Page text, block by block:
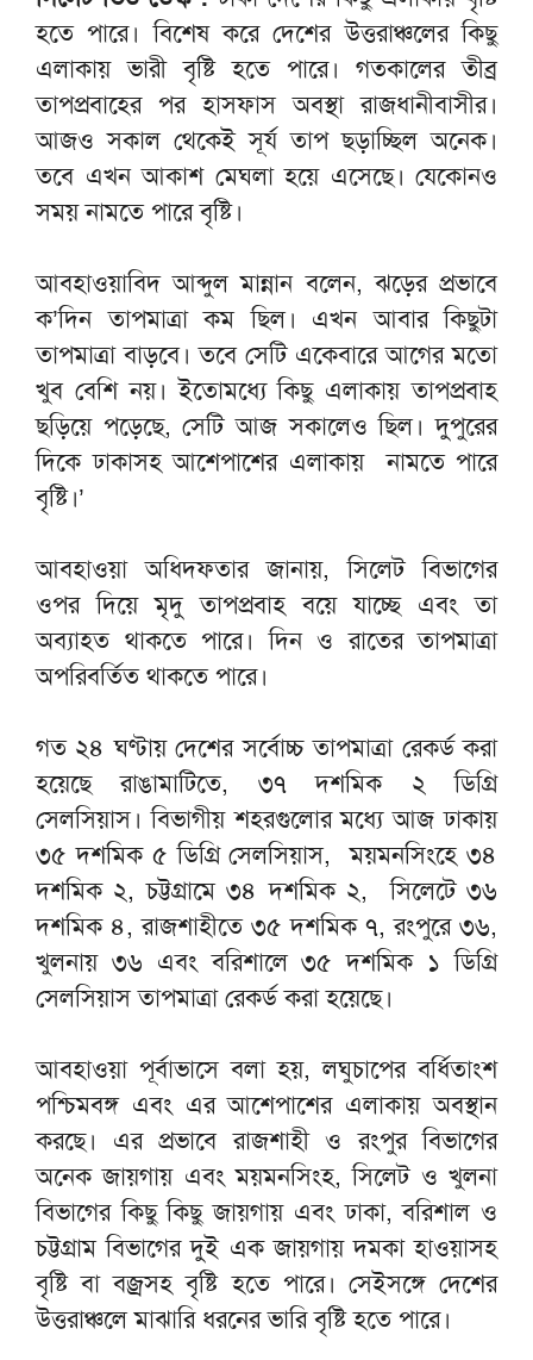
হতে পারে। বিশেষ করে দেশের উত্তরাঞ্চলের কিছু
এলাকায় ভারী বৃষ্টি হতে পারে। গতকালের তীব্র
তাপপ্রবাহের পর হাসফাস অবস্থা রাজধানীবাসীর।
আজও সকাল থেকেই সূর্য তাপ ছড়াচ্ছিল অনেক।
তবে এখন আকাশ মেঘলা হয়ে এসেছে। যেকোনও
সময় নামতে পারে বৃষ্টি।
আবহাওয়াবিদ আব্দুল মান্নান বলেন, ঝড়ের প্রভাবে
ক’দিন তাপমাত্রা কম ছিল। এখন আবার কিছুটা
তাপমাত্রা বাড়বে। তবে সেটি একেবারে আগের মতো
খুব বেশি নয়। ইতোমধ্যে কিছু এলাকায় তাপপ্রবাহ
ছড়িয়ে পড়েছে, সেটি আজ সকালেও ছিল। দুপুরের
দিকে ঢাকাসহ আশেপাশের এলাকায় নামতে পারে
বৃষ্টি।’
আবহাওয়া অধিদফতার জানায়, সিলেট বিভাগের
ওপর দিয়ে মৃদু তাপপ্রবাহ বয়ে যাচ্ছে এবং তা
অব্যাহত থাকতে পারে। দিন ও রাতের তাপমাত্রা
অপরিবর্তিত থাকতে পারে।
গত ২৪ ঘণ্টায় দেশের সর্বোচ্চ তাপমাত্রা রেকর্ড করা
হয়েছে রাঙামাটিতে, ৩৭ দশমিক ২ ডিগ্রি
সেলসিয়াস। বিভাগীয় শহরগুলোর মধ্যে আজ ঢাকায়
৩৫ দশমিক ৫ ডিগ্রি সেলসিয়াস, ময়মনসিংহে ৩৪
দশমিক ২, চট্টগ্রামে ৩৪ দশমিক ২, সিলেটে ৩৬
দশমিক ৪, রাজশাহীতে ৩৫ দশমিক ৭, রংপুরে ৩৬,
খুলনায় ৩৬ এবং বরিশালে ৩৫ দশমিক ১ ডিগ্রি
সেলসিয়াস তাপমাত্রা রেকর্ড করা হয়েছে।
আবহাওয়া পূর্বাভাসে বলা হয়, লঘুচাপের বর্ধিতাংশ
পশ্চিমবঙ্গ এবং এর আশেপাশের এলাকায় অবস্থান
করছে। এর প্রভাবে রাজশাহী ও রংপুর বিভাগের
অনেক জায়গায় এবং ময়মনসিংহ, সিলেট ও খুলনা
বিভাগের কিছু কিছু জায়গায় এবং ঢাকা, বরিশাল ও
চট্টগ্রাম বিভাগের দুই এক জায়গায় দমকা হাওয়াসহ
বৃষ্টি বা বজ্রসহ বৃষ্টি হতে পারে। সেইসঙ্গে দেশের
উত্তরাঞ্চলে মাঝারি ধরনের ভারি বৃষ্টি হতে পারে।